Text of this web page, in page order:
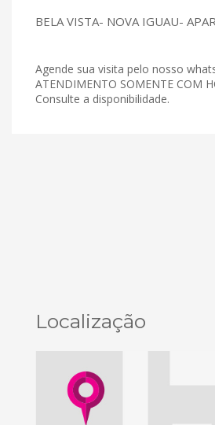
BELA VISTA- NOVA IGUAU-
Agende sua visita pelo nosso
ATENDIMENTO SOMENTE COM
Consulte a disponibilidade.
Localização